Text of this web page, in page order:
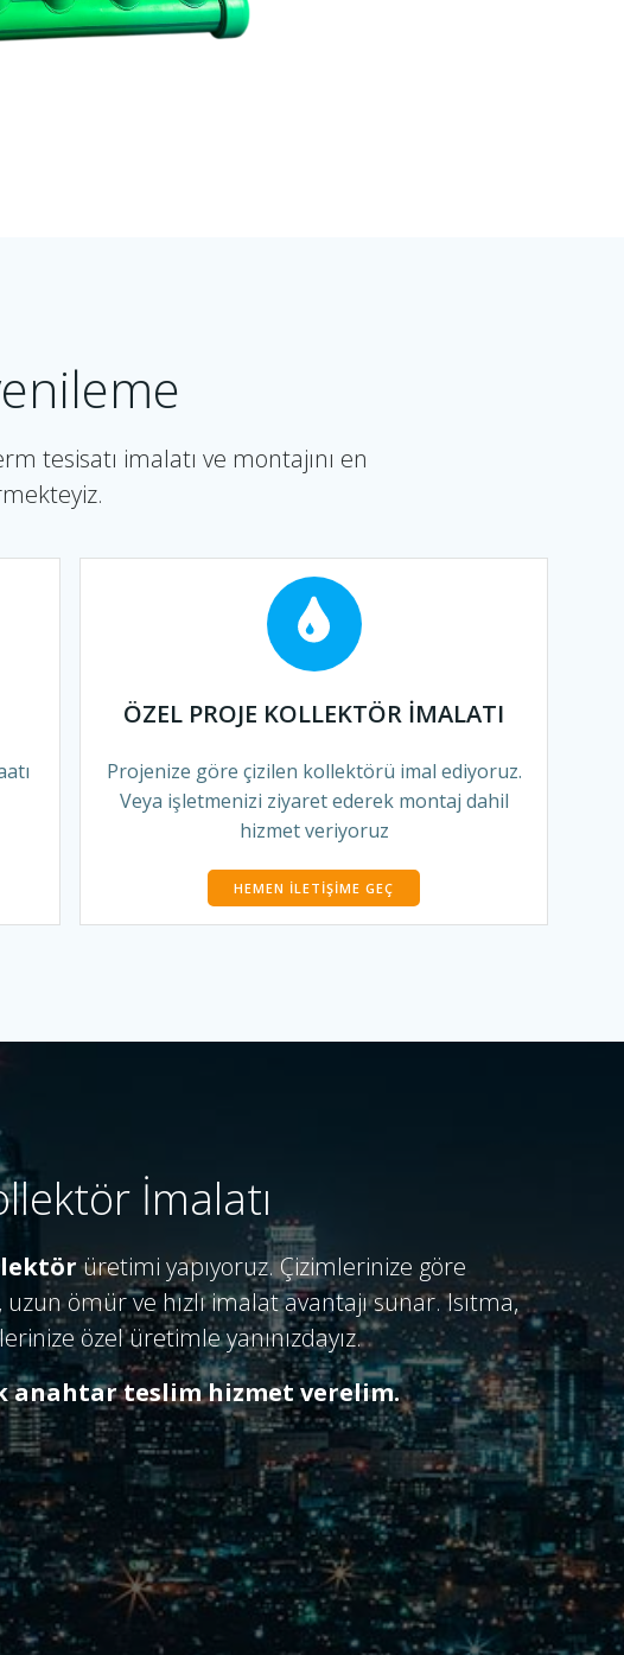
tesisatı imalatı ve montajını en
ÖZEL PROJE KOLLEKTÖR İMALATI
Projenize göre çizilen kollektörü imal ediyoruz.
Veya işletmenizi ziyaret ederek montaj dahil
hizmet veriyoruz
HEMEN İLETIŞIME GEÇ
İmalatı
üretimi yapıyoruz. Çizimlerinize göre
ömür ve hızlı imalat avantajı sunar. Isıtma,
özel üretimle yanınızdayız.
anahtar teslim hizmet verelim.